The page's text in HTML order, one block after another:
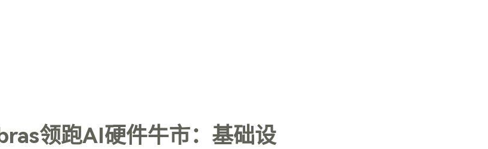
领跑AI硬件牛市：基础设